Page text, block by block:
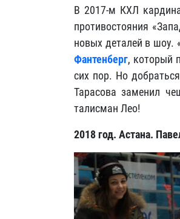
В 2017-м КХЛ
противостояния
новых деталей в шоу.
Фантенберг, который
сих пор. Но
Тарасова заменил
талисман Лео!
2018 год. Астана.